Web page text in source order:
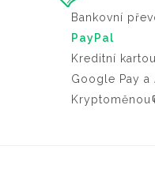
Bankovní
PayPal
Kreditní kartou
Google Pay a
Kryptoměnou